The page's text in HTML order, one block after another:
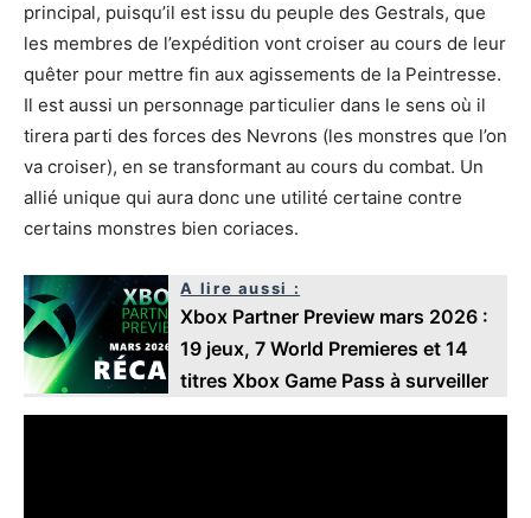
principal, puisqu’il est issu du peuple des Gestrals, que
les membres de l’expédition vont croiser au cours de leur
quêter pour mettre fin aux agissements de la Peintresse.
Il est aussi un personnage particulier dans le sens où il
tirera parti des forces des Nevrons (les monstres que l’on
va croiser), en se transformant au cours du combat. Un
allié unique qui aura donc une utilité certaine contre
certains monstres bien coriaces.
A lire aussi :
Xbox Partner Preview mars 2026 :
19 jeux, 7 World Premieres et 14
titres Xbox Game Pass à surveiller